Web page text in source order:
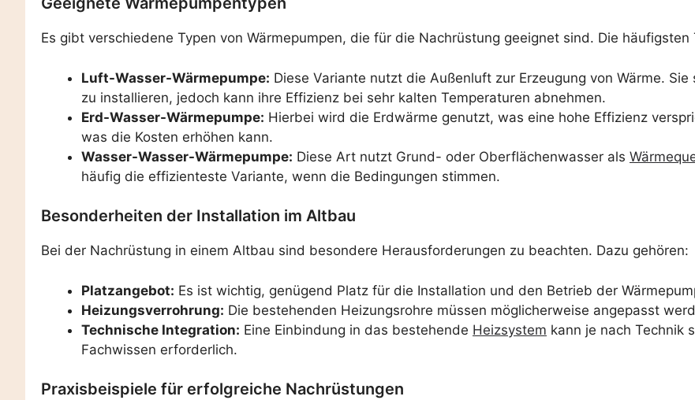
Es gibt verschiedene Typen von Wärmepumpen, die für die Nachrüstung geeignet sind. Die häufigsten
Luft-Wasser-Wärmepumpe: Diese Variante nutzt die Außenluft zur Erzeugung von Wärme.
zu installieren, jedoch kann ihre Effizienz bei sehr kalten Temperaturen abnehmen.
Erd-Wasser-Wärmepumpe: Hierbei wird die Erdwärme genutzt, was eine hohe Effizienz
was die Kosten erhöhen kann.
Wasser-Wasser-Wärmepumpe: Diese Art nutzt Grund- oder Oberflächenwasser als
häufig die effizienteste Variante, wenn die Bedingungen stimmen.
Besonderheiten der Installation im Altbau
Bei der Nachrüstung in einem Altbau sind besondere Herausforderungen zu beachten. Dazu gehören:
Platzangebot: Es ist wichtig, genügend Platz für die Installation und den Betrieb der
Heizungsverrohrung: Die bestehenden Heizungsrohre müssen möglicherweise angepasst
Technische Integration: Eine Einbindung in das bestehende Heizsystem kann je nach Technik
Fachwissen erforderlich.
Praxisbeispiele für erfolgreiche Nachrüstungen